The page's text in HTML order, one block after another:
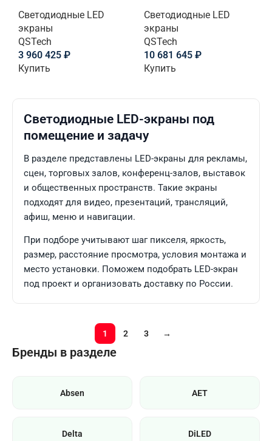
Светодиодные LED
экраны
QSTech
3 960 425 ₽
Купить
Светодиодные LED
экраны
QSTech
10 681 645 ₽
Купить
Светодиодные LED-экраны под
помещение и задачу
В разделе представлены LED-экраны для рекламы,
сцен, торговых залов, конференц-залов, выставок
и общественных пространств. Такие экраны
подходят для видео, презентаций, трансляций,
афиш, меню и навигации.
При подборе учитывают шаг пикселя, яркость,
размер, расстояние просмотра, условия монтажа и
место установки. Поможем подобрать LED-экран
под проект и организовать доставку по России.
1 2 3 →
Бренды в разделе
Absen AET
Delta DiLED